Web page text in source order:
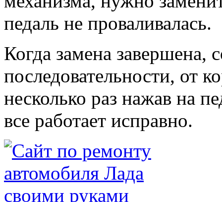
педаль не проваливалась.
Когда замена завершена,
последовательности, от
несколько раз нажав на
все работает исправно.